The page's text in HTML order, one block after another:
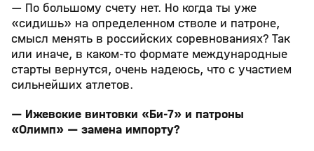
— По большому счету нет. Но когда ты уже
«сидишь» на определенном стволе и патроне,
смысл менять в российских соревнованиях? Так
или иначе, в каком-то формате международные
старты вернутся, очень надеюсь, что с участием
сильнейших атлетов.
— Ижевские винтовки «Би-7» и патроны
«Олимп» — замена импорту?